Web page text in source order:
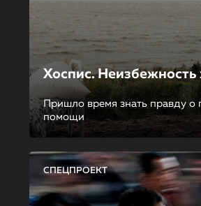
Хоспис. Неизбежность
Пришло время знать правду о
помощи
СПЕЦПРОЕКТ